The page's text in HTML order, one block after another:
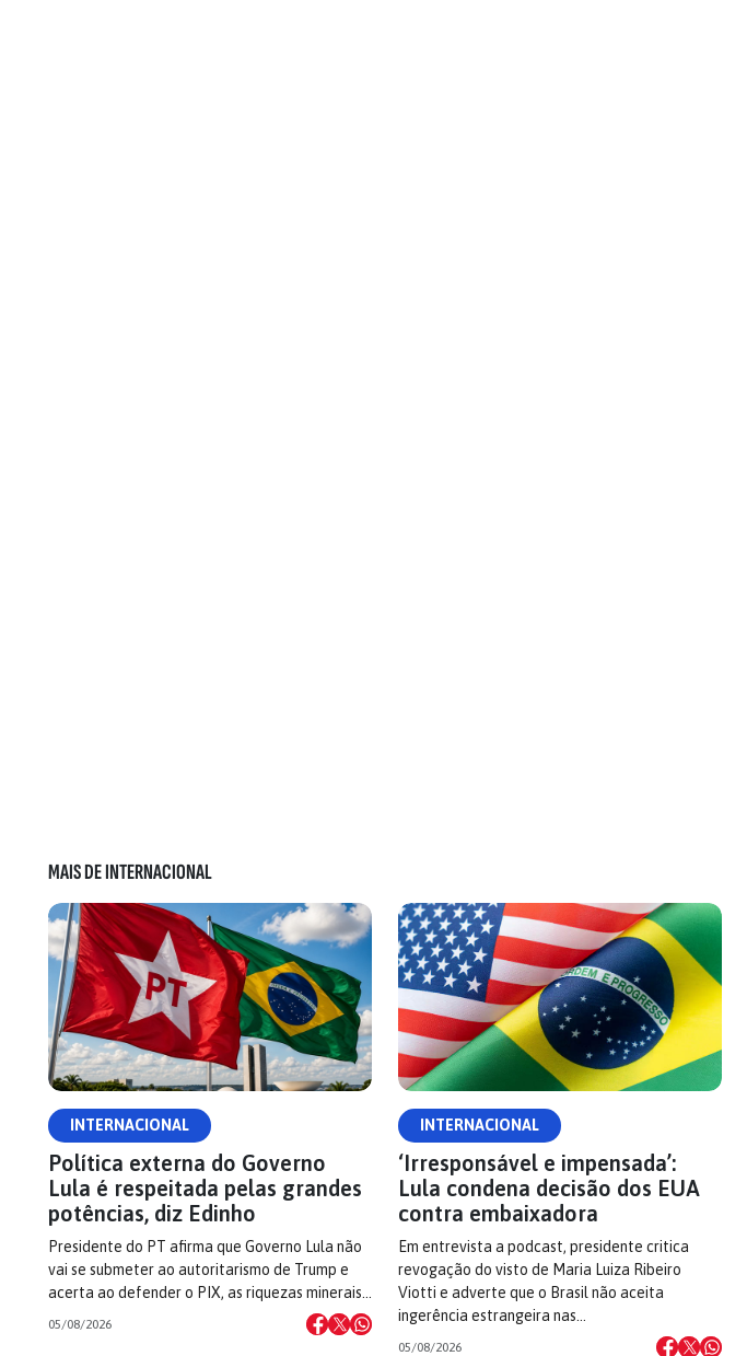
MAIS DE INTERNACIONAL
INTERNACIONAL
Política externa do Governo
Lula é respeitada pelas grandes
potências, diz Edinho
Presidente do PT afirma que Governo Lula não
vai se submeter ao autoritarismo de Trump e
acerta ao defender o PIX, as riquezas minerais…
05/08/2026
INTERNACIONAL
‘Irresponsável e impensada’:
Lula condena decisão dos EUA
contra embaixadora
Em entrevista a podcast, presidente critica
revogação do visto de Maria Luiza Ribeiro
Viotti e adverte que o Brasil não aceita
ingerência estrangeira nas…
05/08/2026